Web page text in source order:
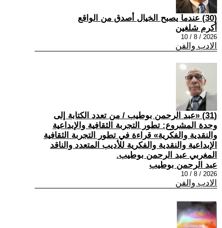
(30) عندما يصبح الخيال أصدق من الواقع
أكرم شلغين
2026 / 8 / 10
الادب والفن
(31) «عبد الرحمن بوطيب / من تعدد الكتابة إلى
وحدة المشروع: تطور التجربة الثقافية والإبداعية
والنقدية والفكرية» قراءة في تطور التجربة الثقافية
الإبداعية والنقدية والفكرية للأديب المتعدد والناقد
المغربي عبد الرحمن بوطيب.
عبد الرحمن بوطيب
2026 / 8 / 10
الادب والفن